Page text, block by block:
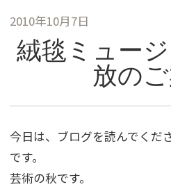
2010年10月7日
絨毯ミュー
放の
今日は、ブログを読んでくだ
です。
芸術の秋です。